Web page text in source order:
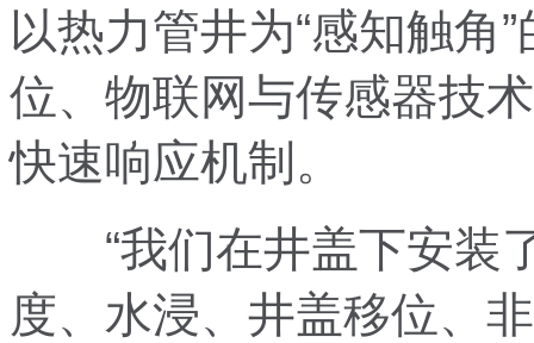
以热力管井为“感知触角
位、物联网与传感器技
快速响应机制。
“我们在井盖下安装
度、水浸、井盖移位、